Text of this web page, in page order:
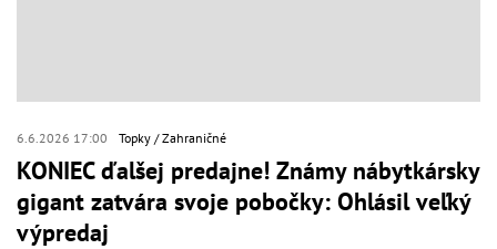
6.6.2026 17:00 Topky Zahraničné
KONIEC ďalšej predajne! Známy nábytkársky
gigant zatvára svoje pobočky: Ohlásil veľký
výpredaj